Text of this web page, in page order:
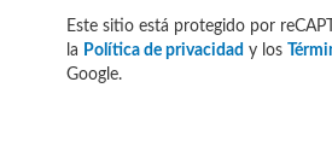
Este sitio está protegido por
la Política de privacidad y los
Google.